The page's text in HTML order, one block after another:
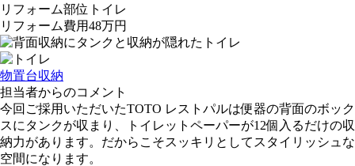
リフォーム部位 トイレ
リフォーム費用48万円
物置台収納
担当者からのコメント
今回ご採用いただいたTOTO レストパルは便器の背面のボック
スにタンクが収まり、トイレットペーパーが12個入るだけの収
納力があります。だからこそスッキリとしてスタイリッシュな
空間になります。